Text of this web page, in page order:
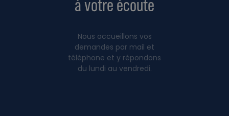
à votre écoute
Nous accueillons vos
demandes par mail et
téléphone et y répondons
du lundi au vendredi.